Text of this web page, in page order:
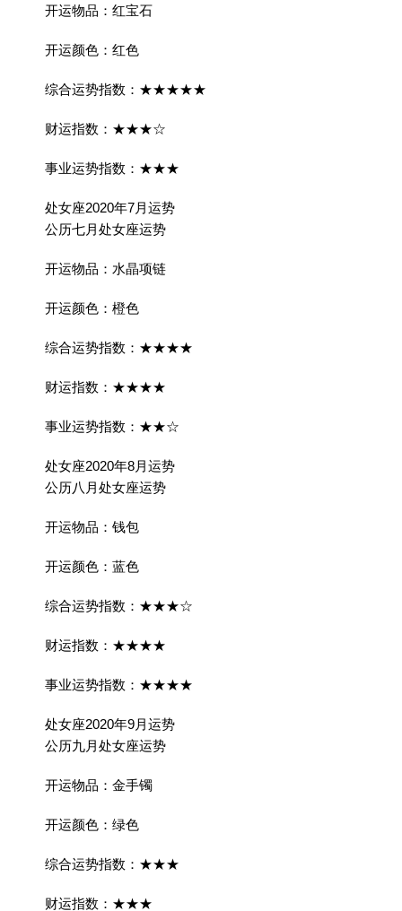
开运物品：红宝石
开运颜色：红色
综合运势指数：★★★★★
财运指数：★★★☆
事业运势指数：★★★
处女座2020年7月运势
公历七月处女座运势
开运物品：水晶项链
开运颜色：橙色
综合运势指数：★★★★
财运指数：★★★★
事业运势指数：★★☆
处女座2020年8月运势
公历八月处女座运势
开运物品：钱包
开运颜色：蓝色
综合运势指数：★★★☆
财运指数：★★★★
事业运势指数：★★★★
处女座2020年9月运势
公历九月处女座运势
开运物品：金手镯
开运颜色：绿色
综合运势指数：★★★
财运指数：★★★